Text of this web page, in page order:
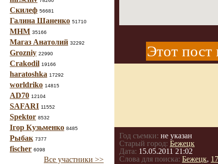
Скилеф 56681
Галина Шаненко 51710
МНМ 35166
Магаз Анатолий 32292
Grozniy 22990
Crakodil 19166
haratoshka 17292
worldriko 14815
AD70 12104
SAFARI 11552
Spektor 8532
Ігор Кузьменко 8485
Рыбак 7377
fischer 6098
Все участники >>
Этот пост
Год съемки: не указан
Старый город: Бежецк
Дата: 15.05.2011 21:02
Слова для поиска: Бежецк,